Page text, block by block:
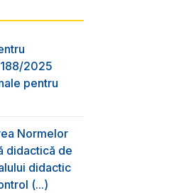
2025
pentru
Normelor
didactică de
didactic
(...)